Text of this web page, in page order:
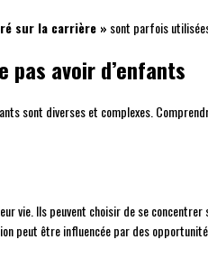
sur la carrière » sont parfois
avoir d’enfants
sont diverses et complexes.
vie. Ils peuvent choisir de se
peut être influencée par des